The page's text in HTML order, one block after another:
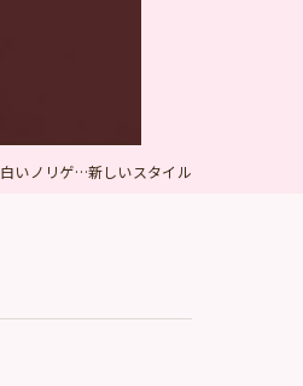
白いノリゲ…新しいスタイル